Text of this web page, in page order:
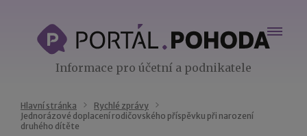
Informace pro účetní a podnikatele
Hlavní stránka
Rychlé zprávy
Jednorázové doplacení rodičovského příspěvku při narození
druhého dítěte